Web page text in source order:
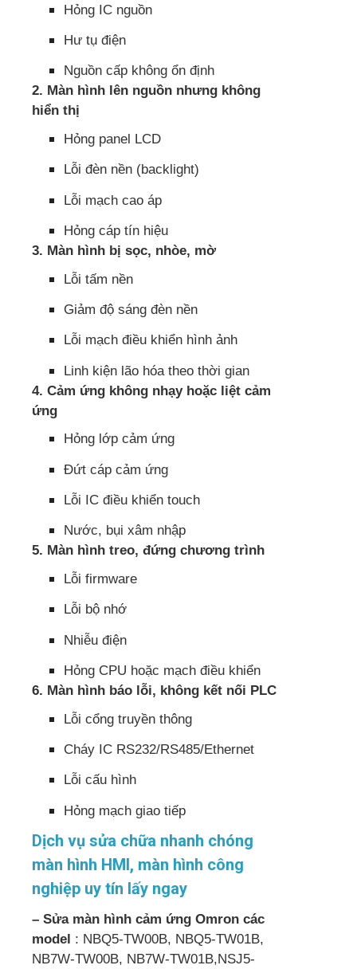
Hỏng IC nguồn
Hư tụ điện
Nguồn cấp không ổn định
2. Màn hình lên nguồn nhưng không
hiển thị
Hỏng panel LCD
Lỗi đèn nền (backlight)
Lỗi mạch cao áp
Hỏng cáp tín hiệu
3. Màn hình bị sọc, nhòe, mờ
Lỗi tấm nền
Giảm độ sáng đèn nền
Lỗi mạch điều khiển hình ảnh
Linh kiện lão hóa theo thời gian
4. Cảm ứng không nhạy hoặc liệt cảm
ứng
Hỏng lớp cảm ứng
Đứt cáp cảm ứng
Lỗi IC điều khiển touch
Nước, bụi xâm nhập
5. Màn hình treo, đứng chương trình
Lỗi firmware
Lỗi bộ nhớ
Nhiễu điện
Hỏng CPU hoặc mạch điều khiển
6. Màn hình báo lỗi, không kết nối PLC
Lỗi cổng truyền thông
Cháy IC RS232/RS485/Ethernet
Lỗi cấu hình
Hỏng mạch giao tiếp
Dịch vụ sửa chữa nhanh chóng
màn hình HMI, màn hình công
nghiệp uy tín lấy ngay
– Sửa màn hình cảm ứng Omron các
model : NBQ5-TW00B, NBQ5-TW01B,
NB7W-TW00B, NB7W-TW01B,NSJ5-